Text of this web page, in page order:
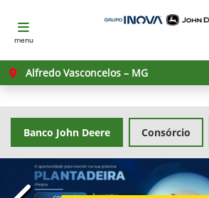
menu
Alfredo Vasconcelos – MG
Banco John Deere Consórcio